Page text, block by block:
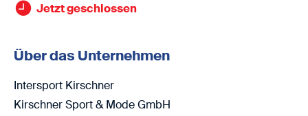
Jetzt geschlossen
Über das Unternehmen
Intersport Kirschner
Kirschner Sport & Mode GmbH